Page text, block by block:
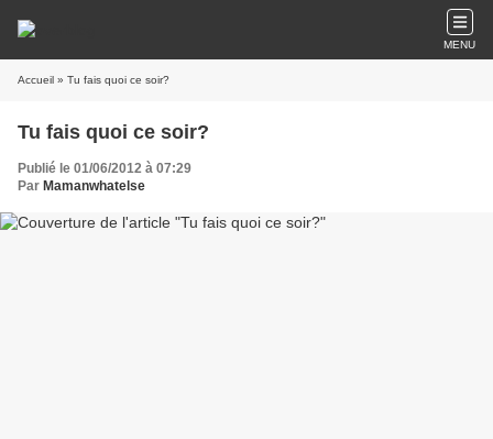
MENU
Accueil » Tu fais quoi ce soir?
Tu fais quoi ce soir?
Publié le 01/06/2012 à 07:29
Par Mamanwhatelse